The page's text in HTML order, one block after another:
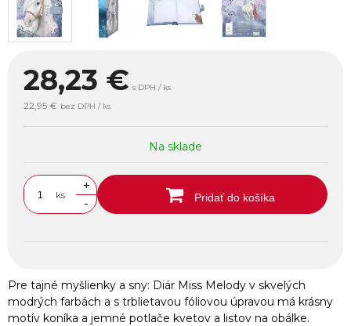
28,23 € s DPH / ks
22,95 € bez DPH / ks
Na sklade
ks
+
-
Pridať do košíka
Pre tajné myšlienky a sny: Diár Miss Melody v skvelých
modrých farbách a s trblietavou fóliovou úpravou má krásny
motív koníka a jemné potlače kvetov a listov na obálke.